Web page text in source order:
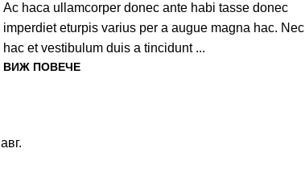
Ac haca ullamcorper donec ante habi tasse donec
imperdiet eturpis varius per a augue magna hac. Nec
hac et vestibulum duis a tincidunt ...
ВИЖ ПОВЕЧЕ
авг.